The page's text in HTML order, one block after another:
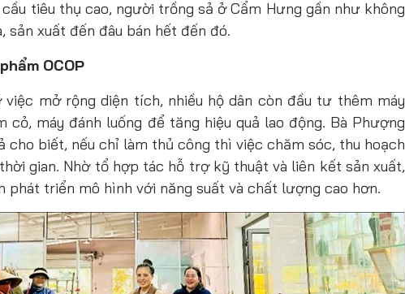
tiêu thụ cao, người trồng sả ở Cẩm Hưng gần như không
sản xuất đến đâu bán hết đến đó.
OCOP
việc mở rộng diện tích, nhiều hộ dân còn đầu tư thêm máy
cỏ, máy đánh luống để tăng hiệu quả lao động. Bà Phượng
cho biết, nếu chỉ làm thủ công thì việc chăm sóc, thu hoạch
gian. Nhờ tổ hợp tác hỗ trợ kỹ thuật và liên kết sản xuất,
phát triển mô hình với năng suất và chất lượng cao hơn.